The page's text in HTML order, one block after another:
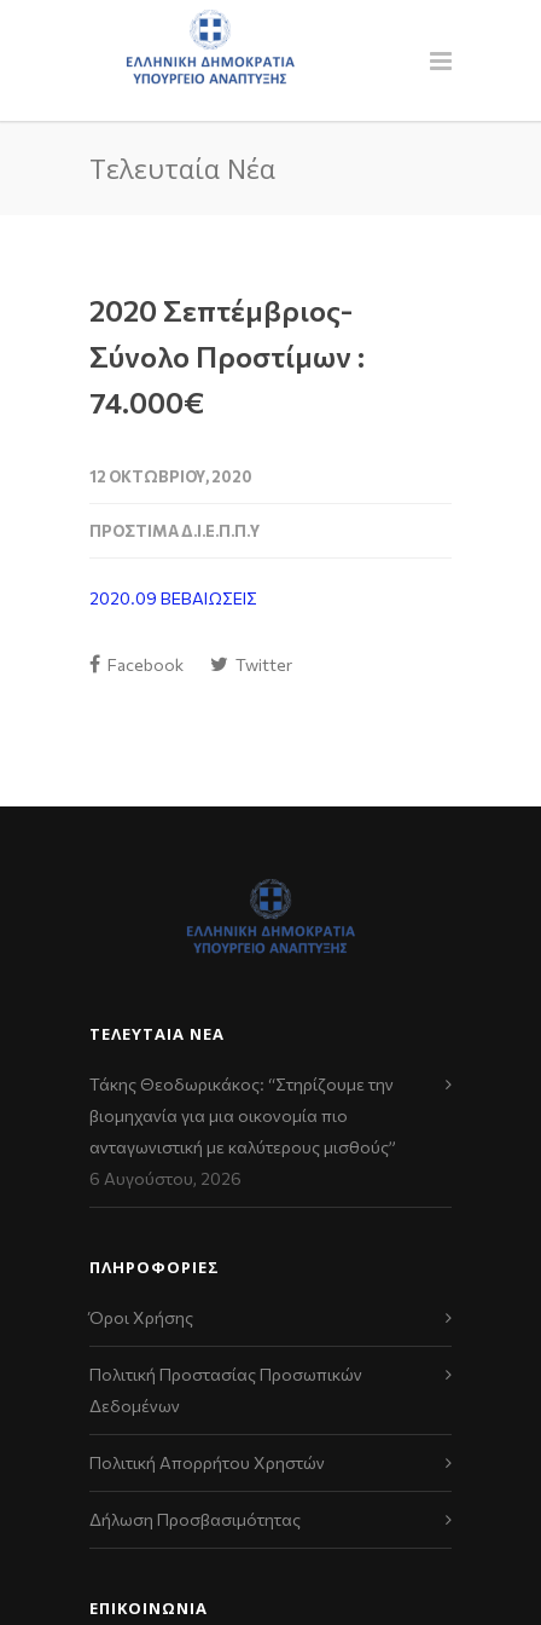
Τελευταία Νέα
2020 Σεπτέμβριος-
Σύνολο Προστίμων :
74.000€
12 ΟΚΤΩΒΡΊΟΥ, 2020
ΠΡΌΣΤΙΜΑ Δ.Ι.Ε.Π.Π.Υ
2020.09 ΒΕΒΑΙΩΣΕΙΣ
Facebook Twitter
ΤΕΛΕΥΤΑΊΑ ΝΈΑ
Τάκης Θεοδωρικάκος: “Στηρίζουμε την
βιομηχανία για μια οικονομία πιο
ανταγωνιστική με καλύτερους μισθούς”
6 Αυγούστου, 2026
ΠΛΗΡΟΦΟΡΙΕΣ
Όροι Χρήσης
Πολιτική Προστασίας Προσωπικών
Δεδομένων
Πολιτική Απορρήτου Χρηστών
Δήλωση Προσβασιμότητας
ΕΠΙΚΟΙΝΩΝΊΑ